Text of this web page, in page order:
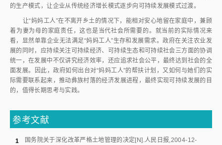
的生产模式，让企业从传统经济增长模式逐步向可持续发展模式过渡。
让“妈妈工人”在不离开乡土的情况下，能相对安心地留在家庭中，兼顾
着为妻为母的家庭责任，这也是当代社会所需要的。就当前的实际情况来
看，显然单靠企业无法满足“妈妈工人”生存和发展需求。政府在关注农业发
展的同时，应持续关注可持续经济、可持续生态和可持续社会三方面的协调
统一，在发展中不仅讲究经济效率，还应追求社会公平，最终达到社会的全
面发展。因此，政府如何出台对“妈妈工人”的帮扶计划，又如何与她们的实
际需要联系起来，推动彝族村落的经济发展进程，最终实现可持续发展的目
的，值得长期思考与实践。
参考文献
1 国务院关于深化改革严格土地管理的决定 [N].人民日报,2004-12-